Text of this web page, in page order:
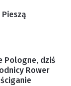
Pologne, dziś
Rower